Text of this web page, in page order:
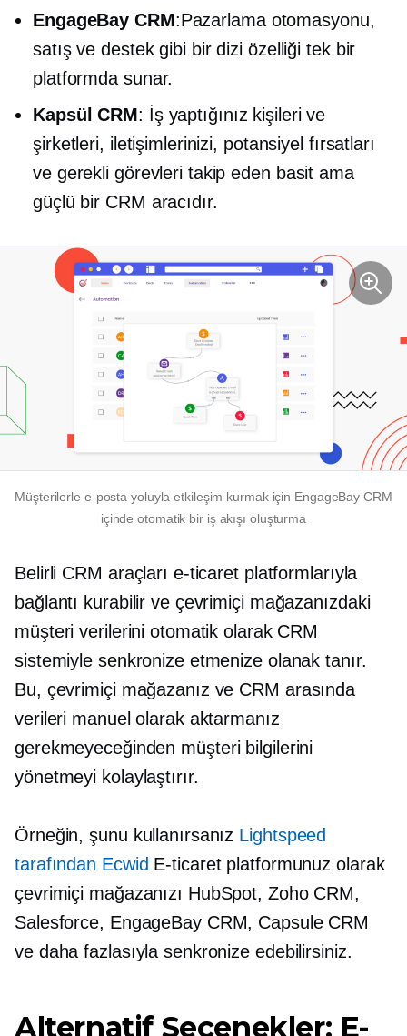
EngageBay CRM:Pazarlama otomasyonu,
satış ve destek gibi bir dizi özelliği tek bir
platformda sunar.
Kapsül CRM: İş yaptığınız kişileri ve
şirketleri, iletişimlerinizi, potansiyel fırsatları
ve gerekli görevleri takip eden basit ama
güçlü bir CRM aracıdır.
Müşterilerle e-posta yoluyla etkileşim kurmak için EngageBay CRM
içinde otomatik bir iş akışı oluşturma
Belirli CRM araçları e-ticaret platformlarıyla
bağlantı kurabilir ve çevrimiçi mağazanızdaki
müşteri verilerini otomatik olarak CRM
sistemiyle senkronize etmenize olanak tanır.
Bu, çevrimiçi mağazanız ve CRM arasında
verileri manuel olarak aktarmanız
gerekmeyeceğinden müşteri bilgilerini
yönetmeyi kolaylaştırır.
Örneğin, şunu kullanırsanız Lightspeed
tarafından Ecwid E-ticaret platformunuz olarak
çevrimiçi mağazanızı HubSpot, Zoho CRM,
Salesforce, EngageBay CRM, Capsule CRM
ve daha fazlasıyla senkronize edebilirsiniz.
Alternatif Seçenekler: E-